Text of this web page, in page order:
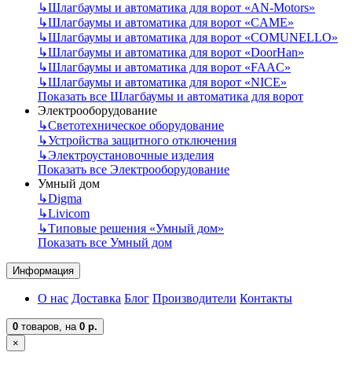
↳Шлагбаумы и автоматика для ворот «AN-Motors»
↳Шлагбаумы и автоматика для ворот «CAME»
↳Шлагбаумы и автоматика для ворот «COMUNELLO»
↳Шлагбаумы и автоматика для ворот «DoorHan»
↳Шлагбаумы и автоматика для ворот «FAAC»
↳Шлагбаумы и автоматика для ворот «NICE»
Показать все Шлагбаумы и автоматика для ворот
Электрооборудование
↳Светотехническое оборудование
↳Устройства защитного отключения
↳Электроустановочные изделия
Показать все Электрооборудование
Умный дом
↳Digma
↳Livicom
↳Типовые решения «Умный дом»
Показать все Умный дом
Информация
О нас Доставка Блог Производители Контакты
0 товаров, на 0 р.
×